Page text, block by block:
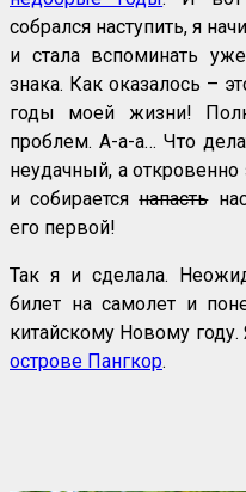
собрался наступить, я
и стала вспоминать
знака. Как оказалось –
годы моей жизни!
проблем. А-а-а… Что
неудачный, а
и собираетсянапасть
его первой!
Так я и сделала.
билет на самолет и
китайскому Новому
острове Пангкор.